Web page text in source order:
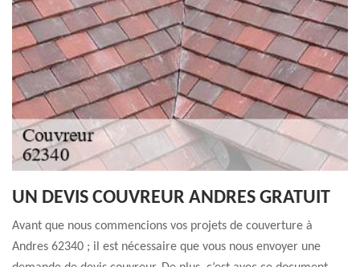
UN DEVIS COUVREUR ANDRES GRATUIT
Avant que nous commencions vos projets de couverture à
Andres 62340 ; il est nécessaire que vous nous envoyer une